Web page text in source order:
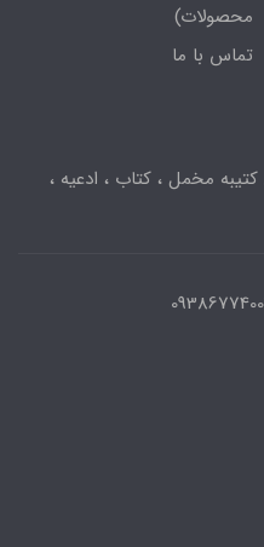
محصولات)
تماس با ما
مخمل ، کتاب ، ادعیه ،